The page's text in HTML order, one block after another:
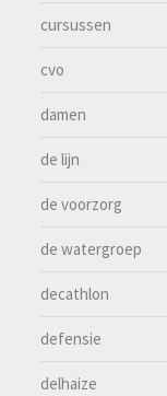
cursussen
cvo
damen
de lijn
de voorzorg
de watergroep
decathlon
defensie
delhaize